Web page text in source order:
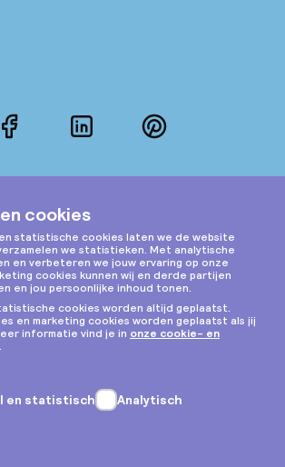
FacebookLinkedInPinterest
Instagram
Privacy & cookies
Algemene voorwaarden